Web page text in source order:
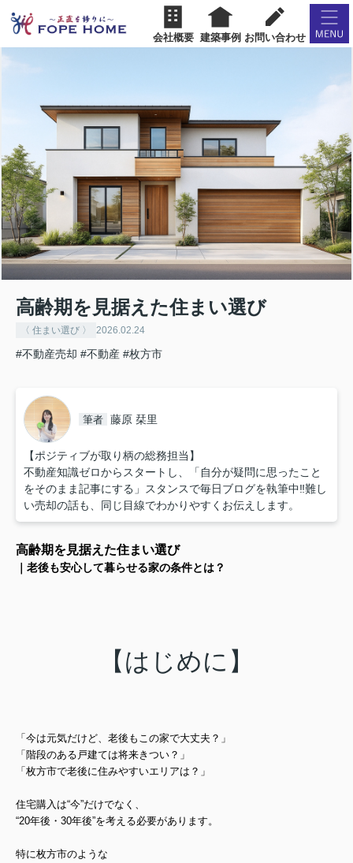
会社概要 建築事例 お問い合わせ
高齢期を見据えた住まい選び
〈 住まい選び 〉 2026.02.24
#不動産売却 #不動産 #枚方市
筆者 藤原 栞里
【ポジティブが取り柄の総務担当】
不動産知識ゼロからスタートし、「自分が疑問に思ったこと
をそのまま記事にする」スタンスで毎日ブログを執筆中‼︎難し
い売却の話も、同じ目線でわかりやすくお伝えします。
高齢期を見据えた住まい選び
｜老後も安心して暮らせる家の条件とは？
【はじめに】
「今は元気だけど、老後もこの家で大丈夫？」
「階段のある戸建ては将来きつい？」
「枚方市で老後に住みやすいエリアは？」
住宅購入は“今”だけでなく、
“20年後・30年後”を考える必要があります。
特に枚方市のような